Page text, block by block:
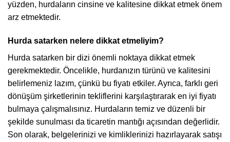
yüzden, hurdaların cinsine ve kalitesine dikkat etmek önem
arz etmektedir.
Hurda satarken nelere dikkat etmeliyim?
Hurda satarken bir dizi önemli noktaya dikkat etmek
gerekmektedir. Öncelikle, hurdanızın türünü ve kalitesini
belirlemeniz lazım, çünkü bu fiyatı etkiler. Ayrıca, farklı geri
dönüşüm şirketlerinin tekliflerini karşılaştırarak en iyi fiyatı
bulmaya çalışmalısınız. Hurdaların temiz ve düzenli bir
şekilde sunulması da ticaretin mantığı açısından değerlidir.
Son olarak, belgelerinizi ve kimliklerinizi hazırlayarak satışı